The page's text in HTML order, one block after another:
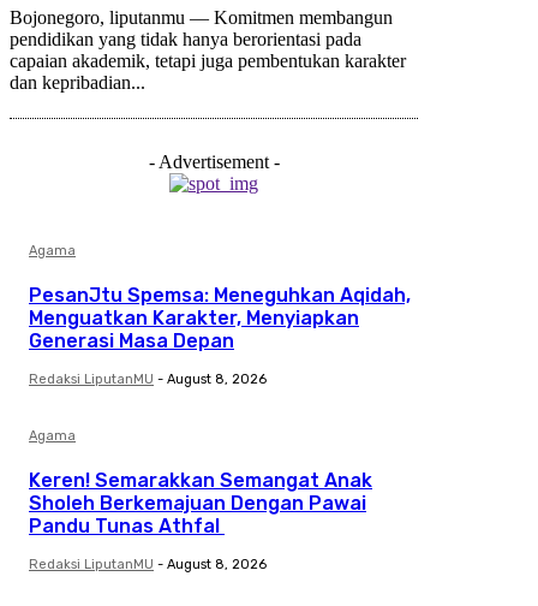
Bojonegoro, liputanmu — Komitmen membangun
pendidikan yang tidak hanya berorientasi pada
capaian akademik, tetapi juga pembentukan karakter
dan kepribadian...
- Advertisement -
Agama
PesanJtu Spemsa: Meneguhkan Aqidah,
Menguatkan Karakter, Menyiapkan
Generasi Masa Depan
Redaksi LiputanMU - August 8, 2026
Agama
Keren! Semarakkan Semangat Anak
Sholeh Berkemajuan Dengan Pawai
Pandu Tunas Athfal
Redaksi LiputanMU - August 8, 2026